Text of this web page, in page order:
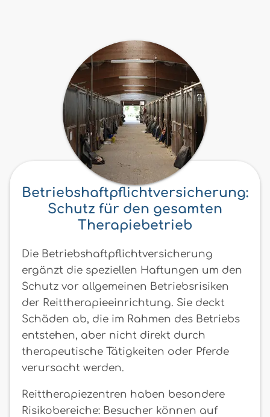
Betriebshaftpflichtversicherung:
Schutz für den gesamten
Therapiebetrieb
Die Betriebshaftpflichtversicherung
ergänzt die speziellen Haftungen um den
Schutz vor allgemeinen Betriebsrisiken
der Reittherapieeinrichtung. Sie deckt
Schäden ab, die im Rahmen des Betriebs
entstehen, aber nicht direkt durch
therapeutische Tätigkeiten oder Pferde
verursacht werden.
Reittherapiezentren haben besondere
Risikobereiche: Besucher können auf